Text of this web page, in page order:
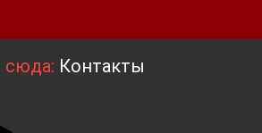
сюда: Контакты